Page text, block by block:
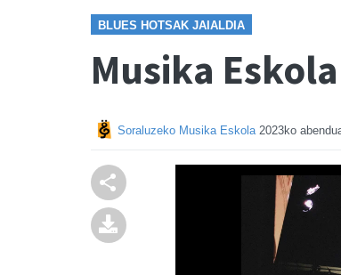
BLUES HOTSAK JAIALDIA
Musika
Soraluzeko Musika Eskola 2023ko